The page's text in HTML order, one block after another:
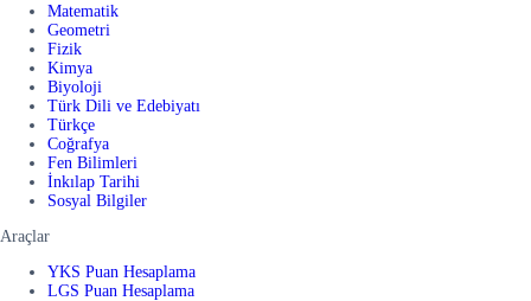
Matematik
Geometri
Fizik
Kimya
Biyoloji
Türk Dili ve Edebiyatı
Türkçe
Coğrafya
Fen Bilimleri
İnkılap Tarihi
Sosyal Bilgiler
Araçlar
YKS Puan Hesaplama
LGS Puan Hesaplama